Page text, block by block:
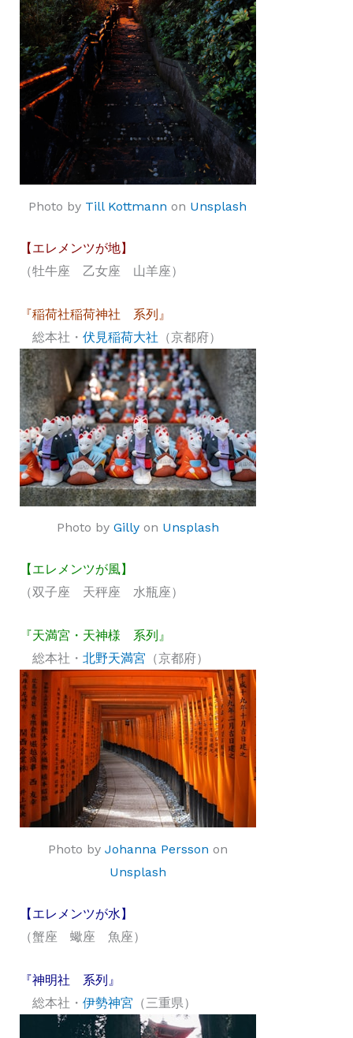
Photo by Till Kottmann on Unsplash
【エレメンツが地】
（牡牛座 乙女座 山羊座）
『稲荷社稲荷神社 系列』
総本社・ 伏見稲荷大社 （京都府）
Photo by Gillyon Unsplash
【エレメンツが風】
（双子座 天秤座 水瓶座）
『天満宮・天神様 系列』
総本社・ 北野天満宮 （京都府）
Photo by Johanna Persson on
Unsplash
【エレメンツが水】
（蟹座 蠍座 魚座）
『神明社 系列』
総本社・ 伊勢神宮 （三重県）